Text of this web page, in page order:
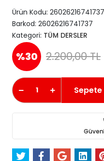
Ürün Kodu: 26026216741737
Barkod: 26026216741737
Kategori: TÜM DERSLER
%30 2.200,00 TL
Sepete